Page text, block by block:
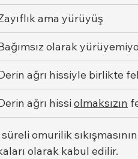
ama yürüyüş
olarak
ağrı hissiyle birlikte
ağrı hissi olmaksızın
omurilik
olarak kabul edilir.